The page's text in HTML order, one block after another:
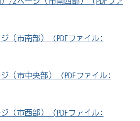
（市南部） (PDFファイル:
（市中央部） (PDFファイル:
（市西部） (PDFファイル: